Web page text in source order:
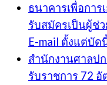
ธนาคารเพื่อกา
รับสมัครเป็นผู้ช่
E-mail ตั้งแต่บัด
สำนักงานศาลป
รับราชการ 72 อั